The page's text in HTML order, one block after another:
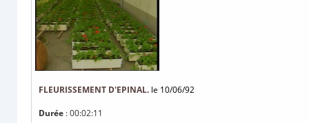
FLEURISSEMENT D'EPINAL. le 10/06/92
Durée : 00:02:11